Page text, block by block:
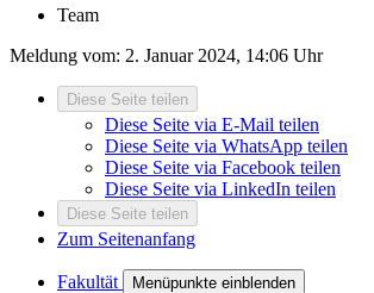
Team
Meldung vom: 2. Januar 2024, 14:06 Uhr
Diese Seite teilen
Diese Seite via E-Mail teilen
Diese Seite via WhatsApp teilen
Diese Seite via Facebook teilen
Diese Seite via LinkedIn teilen
Diese Seite teilen
Zum Seitenanfang
Fakultät Menüpunkte einblenden